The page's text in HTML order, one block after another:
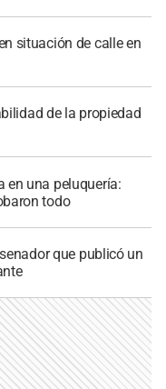
situación de calle en
de la propiedad
en una peluquería:
todo
que publicó un